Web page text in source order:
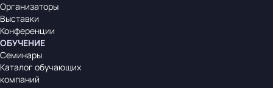
Организаторы
Выставки
Конференции
ОБУЧЕНИЕ
Семинары
Каталог обучающих
компаний